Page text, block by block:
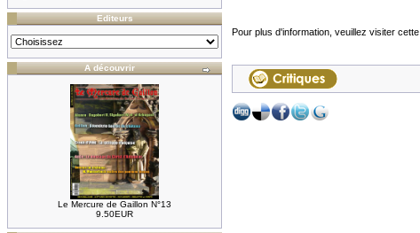
Editeurs
A découvrir
Le Mercure de Gaillon N°13
9.50EUR
Pour plus d'information, veuillez visiter cette